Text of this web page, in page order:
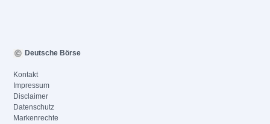
Deutsche Börse
Kontakt
Impressum
Disclaimer
Datenschutz
Markenrechte